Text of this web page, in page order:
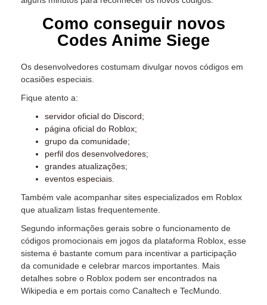
Como conseguir novos
Codes Anime Siege
Os desenvolvedores costumam divulgar novos códigos em
ocasiões especiais.
Fique atento a:
servidor oficial do Discord;
página oficial do Roblox;
grupo da comunidade;
perfil dos desenvolvedores;
grandes atualizações;
eventos especiais.
Também vale acompanhar sites especializados em Roblox
que atualizam listas frequentemente.
Segundo informações gerais sobre o funcionamento de
códigos promocionais em jogos da plataforma Roblox, esse
sistema é bastante comum para incentivar a participação
da comunidade e celebrar marcos importantes. Mais
detalhes sobre o Roblox podem ser encontrados na
Wikipedia e em portais como Canaltech e TecMundo.